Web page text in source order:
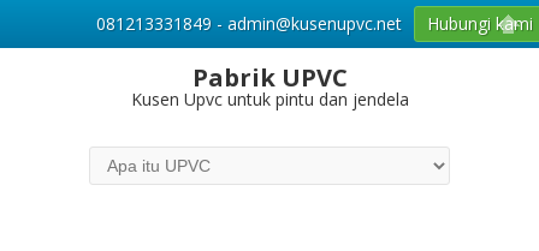
Pabrik UPVC
Kusen Upvc untuk pintu dan jendela
081213331849 - admin@kusenupvc.net Hubungi kami